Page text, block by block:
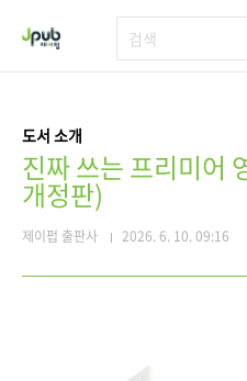
도서 소개
진짜 쓰는 프리미어
개정판)
제이펍 출판사 2026. 6. 10. 09:16